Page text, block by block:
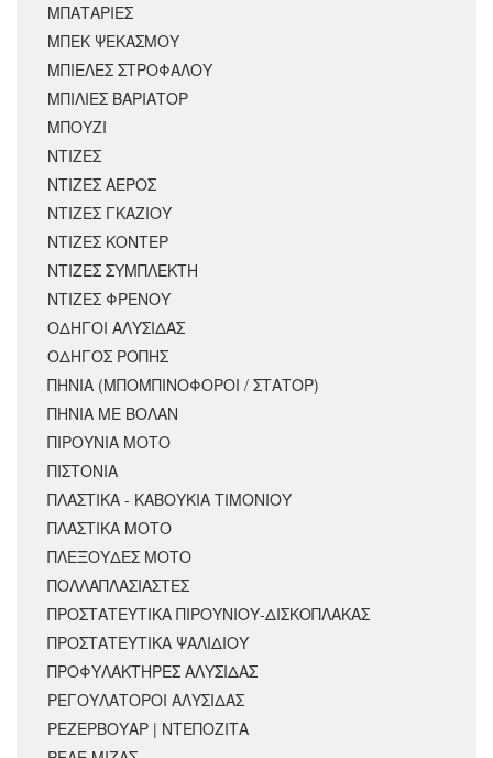
ΜΠΑΤΑΡΙΕΣ
ΜΠΕΚ ΨΕΚΑΣΜΟΥ
ΜΠΙΕΛΕΣ ΣΤΡΟΦΑΛΟΥ
ΜΠΙΛΙΕΣ ΒΑΡΙΑΤΟΡ
ΜΠΟΥΖΙ
ΝΤΙΖΕΣ
ΝΤΙΖΕΣ ΑΕΡΟΣ
ΝΤΙΖΕΣ ΓΚΑΖΙΟΥ
ΝΤΙΖΕΣ ΚΟΝΤΕΡ
ΝΤΙΖΕΣ ΣΥΜΠΛΕΚΤΗ
ΝΤΙΖΕΣ ΦΡΕΝΟΥ
ΟΔΗΓΟΙ ΑΛΥΣΙΔΑΣ
ΟΔΗΓΟΣ ΡΟΠΗΣ
ΠΗΝΙΑ (ΜΠΟΜΠΙΝΟΦΟΡΟΙ / ΣΤΑΤΟΡ)
ΠΗΝΙΑ ΜΕ ΒΟΛΑΝ
ΠΙΡΟΥΝΙΑ ΜΟΤΟ
ΠΙΣΤΟΝΙΑ
ΠΛΑΣΤΙΚΑ - ΚΑΒΟΥΚΙΑ ΤΙΜΟΝΙΟΥ
ΠΛΑΣΤΙΚΑ ΜΟΤΟ
ΠΛΕΞΟΥΔΕΣ ΜΟΤΟ
ΠΟΛΛΑΠΛΑΣΙΑΣΤΕΣ
ΠΡΟΣΤΑΤΕΥΤΙΚΑ ΠΙΡΟΥΝΙΟΥ-ΔΙΣΚΟΠΛΑΚΑΣ
ΠΡΟΣΤΑΤΕΥΤΙΚΑ ΨΑΛΙΔΙΟΥ
ΠΡΟΦΥΛΑΚΤΗΡΕΣ ΑΛΥΣΙΔΑΣ
ΡΕΓΟΥΛΑΤΟΡΟΙ ΑΛΥΣΙΔΑΣ
ΡΕΖΕΡΒΟΥΑΡ | ΝΤΕΠΟΖΙΤΑ